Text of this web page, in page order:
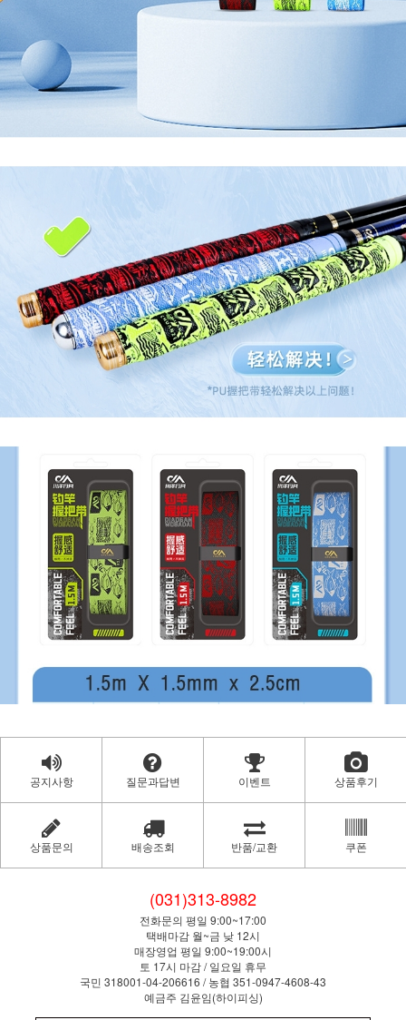
공지사항 질문과답변 이벤트 상품후기
상품문의 배송조회 반품/교환 쿠폰
(031)313-8982
전화문의 평일 9:00~17:00
택배마감 월~금 낮 12시
매장영업 평일 9:00~19:00시
토 17시 마감 / 일요일 휴무
국민 318001-04-206616 / 농협 351-0947-4608-43
예금주 김윤임(하이피싱)